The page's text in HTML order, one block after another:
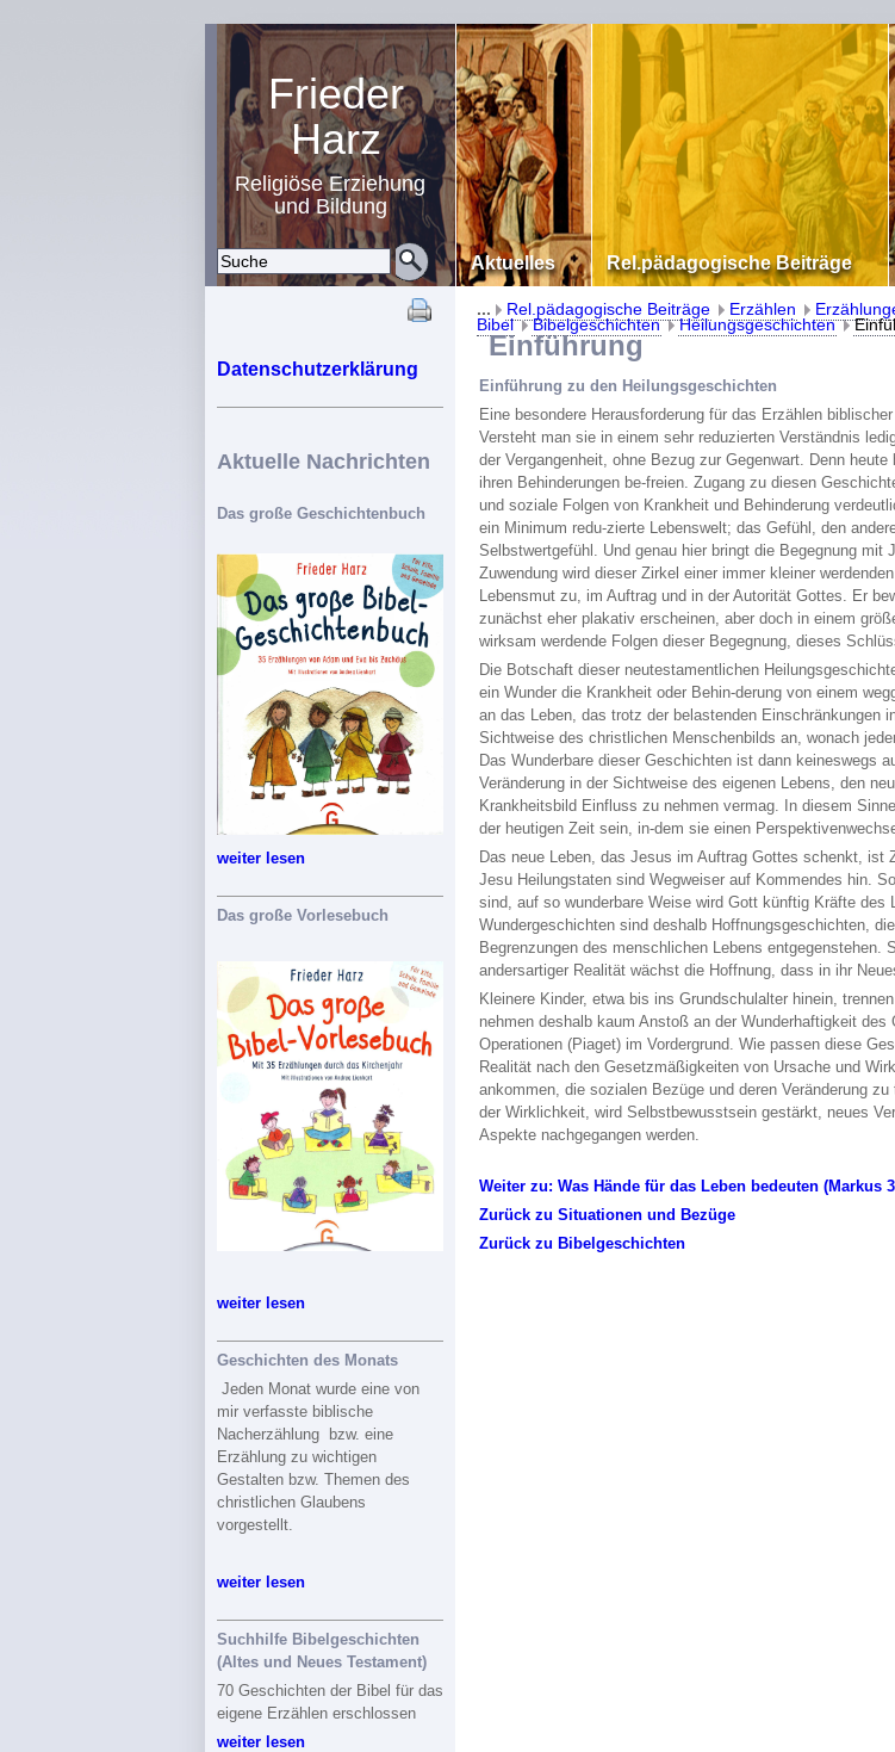
Frieder
Harz
Religiöse Erziehung
und Bildung
Aktuelles Rel.pädagogische Beiträge
Datenschutzerklärung
Aktuelle Nachrichten
Das große Geschichtenbuch
weiter lesen
Das große Vorlesebuch
weiter lesen
Geschichten des Monats
Jeden Monat wurde eine von
mir verfasste biblische
Nacherzählung bzw. eine
Erzählung zu wichtigen
Gestalten bzw. Themen des
christlichen Glaubens
vorgestellt.
weiter lesen
Suchhilfe Bibelgeschichten
(Altes und Neues Testament)
70 Geschichten der Bibel für das
eigene Erzählen erschlossen
weiter lesen
... Rel.pädagogische Beiträge Erzählen
Bibel
Bibelgeschichten Heilungsgeschichten
Einführung
Einführung zu den Heilungsgeschichten
Eine besondere Herausforderung für das Erzählen
Versteht man sie in einem sehr reduzierten Verständnis
der Vergangenheit, ohne Bezug zur Gegenwart. Denn
ihren Behinderungen be-freien. Zugang zu diesen
und soziale Folgen von Krankheit und Behinderung
ein Minimum redu-zierte Lebenswelt; das Gefühl, den
Selbstwertgefühl. Und genau hier bringt die Begegnung
Zuwendung wird dieser Zirkel einer immer kleiner
Lebensmut zu, im Auftrag und in der Autorität Gottes. Er
zunächst eher plakativ erscheinen, aber doch in einem
wirksam werdende Folgen dieser Begegnung, dieses
Die Botschaft dieser neutestamentlichen
ein Wunder die Krankheit oder Behin-derung von einem
an das Leben, das trotz der belastenden
Sichtweise des christlichen Menschenbilds an, wonach
Das Wunderbare dieser Geschichten ist dann keineswegs
Veränderung in der Sichtweise des eigenen Lebens, den
Krankheitsbild Einfluss zu nehmen vermag. In diesem
der heutigen Zeit sein, in-dem sie einen
Das neue Leben, das Jesus im Auftrag Gottes schenkt,
Jesu Heilungstaten sind Wegweiser auf Kommendes hin.
sind, auf so wunderbare Weise wird Gott künftig Kräfte des
Wundergeschichten sind deshalb Hoffnungsgeschichten,
Begrenzungen des menschlichen Lebens
andersartiger Realität wächst die Hoffnung, dass in ihr
Kleinere Kinder, etwa bis ins Grundschulalter hinein,
nehmen deshalb kaum Anstoß an der Wunderhaftigkeit
Operationen (Piaget) im Vordergrund. Wie passen diese
Realität nach den Gesetzmäßigkeiten von Ursache und
ankommen, die sozialen Bezüge und deren Veränderung
der Wirklichkeit, wird Selbstbewusstsein gestärkt, neues
Aspekte nachgegangen werden.
Weiter zu: Was Hände für das Leben bedeuten (Markus
Zurück zu Situationen und Bezüge
Zurück zu Bibelgeschichten